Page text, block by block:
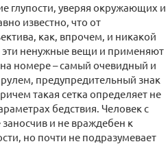
глупости, уверяя окружающих и
известно, что от
как, впрочем, и никакой
эти ненужные вещи и применяют
номере – самый очевидный и
предупредительный знак
такая сетка определяет не
бедствия. Человек с
и не враждебен к
но почти не подразумевает